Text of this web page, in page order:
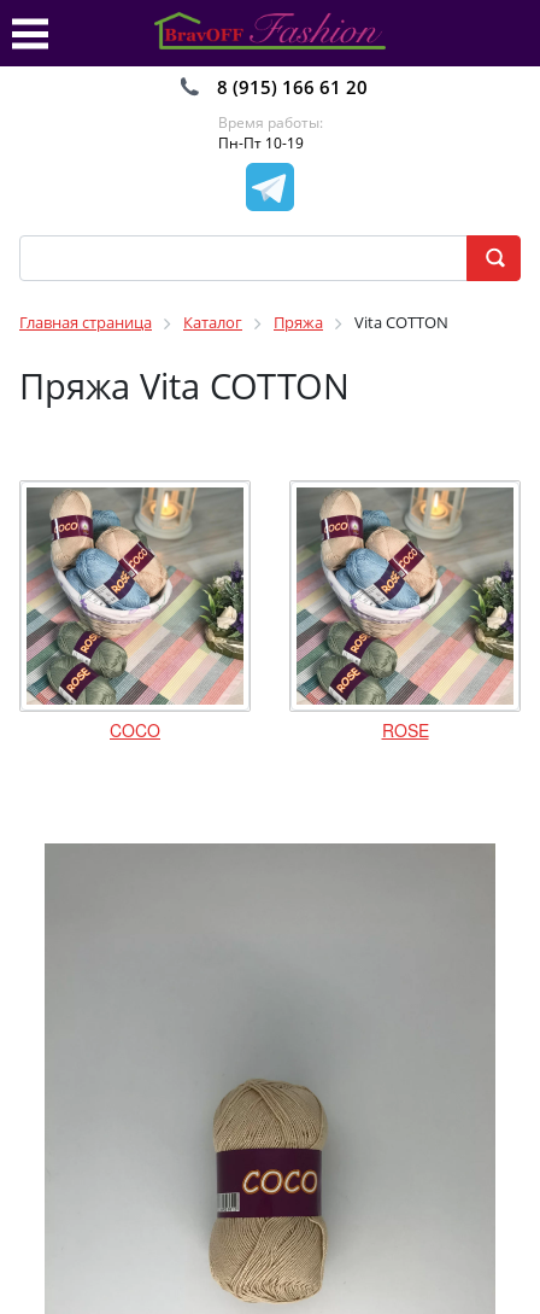
8 (915) 166 61 20
Время работы:
Пн-Пт 10-19
Главная страница Каталог Пряжа Vita COTTON
Пряжа Vita COTTON
COCO ROSE